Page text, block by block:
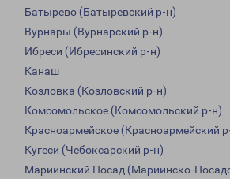
Батырево (Батыревский р-н)
Вурнары (Вурнарский р-н)
Ибреси (Ибресинский р-н)
Канаш
Козловка (Козловский р-н)
Комсомольское (Комсомольский р-н)
Красноармейское (Красноармейский
Кугеси (Чебоксарский р-н)
Мариинский Посад (Мариинско-